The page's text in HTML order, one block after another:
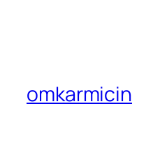
omkarmicin